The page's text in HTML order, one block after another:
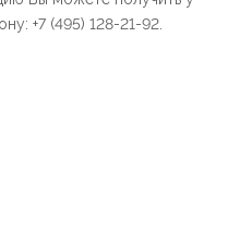
+7 (495) 128-21-92.